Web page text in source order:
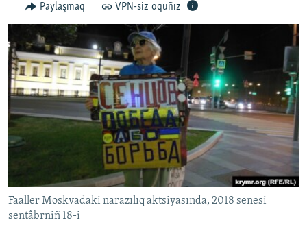
VİDEO
SÜRET
BLOGLAR
FİKİR
Русский
Українською
QOŞULIÑIZ!
Paylaşmaq VPN-siz oquñız
Faaller Moskvadaki narazılıq aktsiyasında, 2018 senesi
sentâbrniñ 18-i